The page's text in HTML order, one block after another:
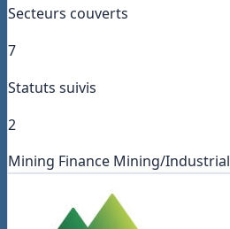
Secteurs couverts
7
Statuts suivis
2
Mining Finance Mining/Industrial